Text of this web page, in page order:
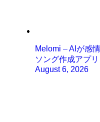
Melomi – AIが感
ソング作成アプリ
August 6, 2026